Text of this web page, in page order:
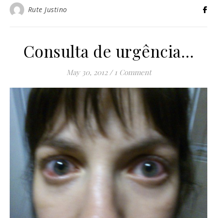
Rute Justino
Consulta de urgência…
May 30, 2012 / 1 Comment